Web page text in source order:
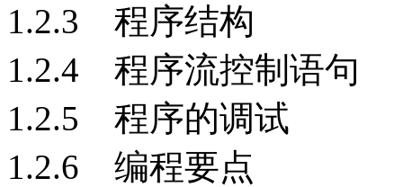
1.2.3 程序结构
1.2.4 程序流控制语句
1.2.5 程序的调试
1.2.6 编程要点